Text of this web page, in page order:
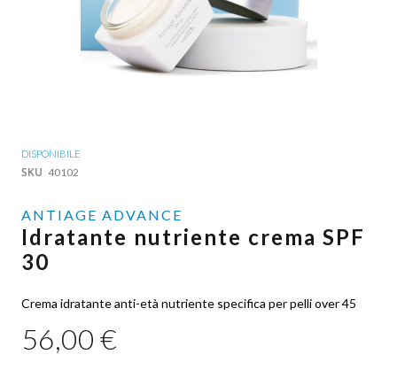
DISPONIBILE
SKU 40102
ANTIAGE ADVANCE
Idratante nutriente crema SPF
30
Crema idratante anti-età nutriente specifica per pelli over 45
56,00 €
Vai
all'inizio
galleria
di
immagini